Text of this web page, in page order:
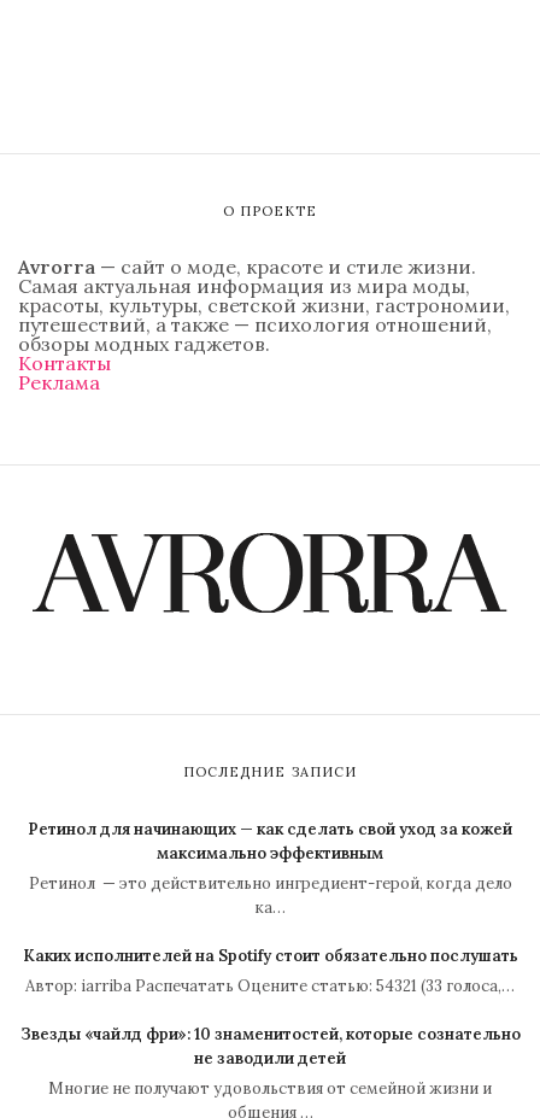
О ПРОЕКТЕ
Avrorra — сайт о моде, красоте и стиле жизни.
Самая актуальная информация из мира моды,
красоты, культуры, светской жизни, гастрономии,
путешествий, а также — психология отношений,
обзоры модных гаджетов.
Контакты
Реклама
ПОСЛЕДНИЕ ЗАПИСИ
Ретинол для начинающих — как сделать свой уход за кожей
максимально эффективным
Ретинол — это действительно ингредиент-герой, когда дело
ка…
Каких исполнителей на Spotify стоит обязательно послушать
Автор: iarriba Распечатать Оцените статью: 54321 (33 голоса,…
Звезды «чайлд фри»: 10 знаменитостей, которые сознательно
не заводили детей
Многие не получают удовольствия от семейной жизни и
общения …